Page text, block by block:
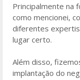
Principalmente na
como mencionei,
diferentes
lugar certo.
Além disso,
implantação do